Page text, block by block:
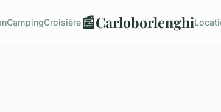
CampingCroisière📰Carloborlenghi